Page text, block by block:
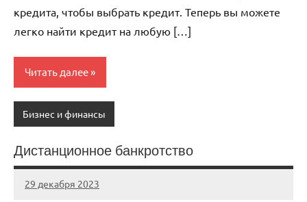
кредита, чтобы выбрать кредит. Теперь вы можете
легко найти кредит на любую […]
Читать далее
Бизнес и финансы
Дистанционное банкротство
29 декабря 2023
avtogear63_r
Нет